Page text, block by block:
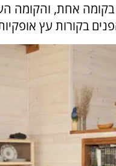
בקומה אחת, והקומה
בקורות עץ